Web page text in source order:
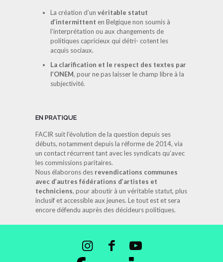
La création d’unvéritable statut
d’intermittent en Belgique non soumis à
l’interprétation ou aux changements de
politiques capricieux qui détri- cotent les
acquis sociaux.
La clarification et le respect des textes par
l’ONEM, pour ne pas laisser le champ libre à la
subjectivité.
EN PRATIQUE
FACIR suit l’évolution de la question depuis ses
débuts, notamment depuis la réforme de 2014, via
un contact récurrent tant avec les syndicats qu’avec
les commissions paritaires.
Nous élaborons des revendications communes
avec d’autres fédérations d’artistes et
techniciens, pour aboutir à un véritable statut, plus
inclusif et accessible aux jeunes. Le tout est et sera
encore défendu auprès des décideurs politiques.